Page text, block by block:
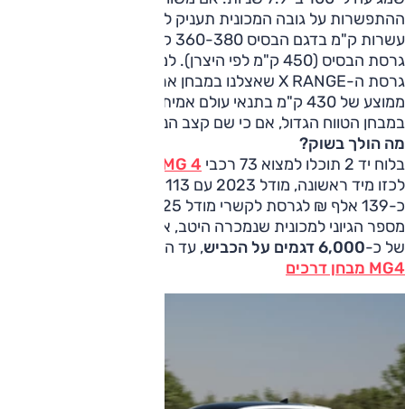
ההתפשרות על גובה המכונית תעניק לכם תיאורטית עוד כמה
עשרות ק"מ בדגם הבסיס 360-380 ק"מ בתנאי המבחן של
גרסת הבסיס (450 ק"מ לפי היצרן). למרחיקים לנסוע יש את
גרסת ה-X RANGE שאצלנו במבחן ארוך הטווח התייצבה על
במבחן הטווח הגדול, אם כי שם קצב הנסיעה היה מתון יותר.
מה הולך בשוק?
בלוח יד 2 תוכלו למצוא 73 רכבי
4 MG
מספר הגיוני למכונית שנמכרה היטב, אבל במספרים צנועים יותר
של כ-6,000 דגמים על הכביש
, עד היום בישראל.
MG4 מבחן דרכים